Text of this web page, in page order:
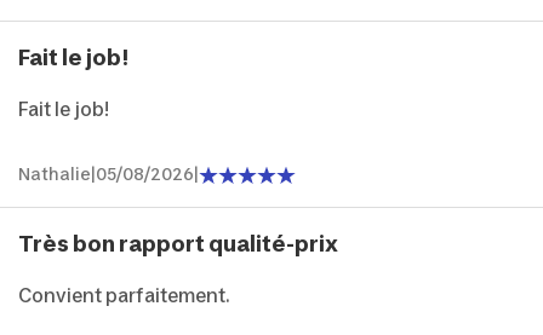
Fait le job!
Fait le job!
Nathalie 05/08/2026
Très bon rapport qualité-prix
Convient parfaitement.